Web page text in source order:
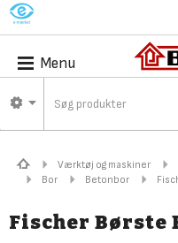
M
Menu
Værktøj og maskiner
Bor
Betonbor
Fischer Børste